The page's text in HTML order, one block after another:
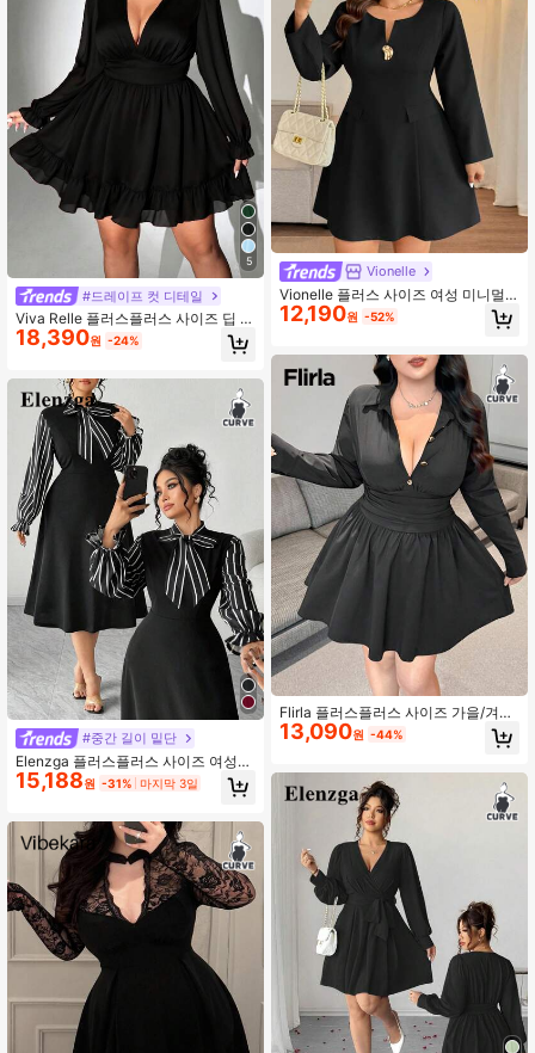
5
#드레이프 컷 디테일
Viva Relle 플러스플러스 사이즈 딥 V
넥 러플 헴 섹시 드레스
18,390원 -24%
#중간 길이 밑단
Elenzga 플러스플러스 사이즈 여성용
우아한 긴소매 스트라이프 허리 플레
어 A라인 드레스, 가을/겨울 나들이에
15,188원 -31% 마지막 3일
Vionelle
Vionelle 플러스 사이즈 여성 미니멀
리스트 블랙 오프숄더 럭셔리 스커트,
메탈 버클 장식, 로우키 빈티지 스타
트 신칭 스트레이트 스커트
12,190원 -52%
Flirla 플러스플러스 사이즈 가을/겨울
턴다운 칼라 하프 오픈 프론트 메탈 버
튼 대비 색상 긴소매 플레어 커프 허리
캐주얼 귀여운 다크 펑크 출퇴근 드레
스
13,090원 -44%